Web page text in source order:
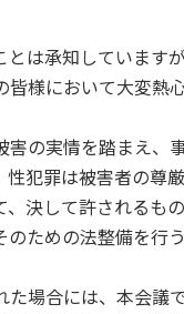
は承知しています
様において大変熱
の実情を踏まえ、
犯罪は被害者の尊
決して許されるも
ための法整備を行
場合には、本会議